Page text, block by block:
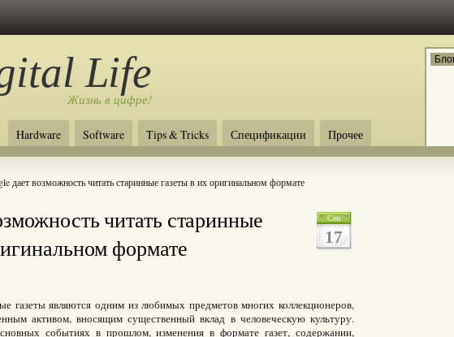
Life
Жизнь в цифре!
Hardware Software Tips & Tricks Спецификации Прочее
дает возможность читать старинные газеты в их оригинальном формате
Сен
17
читать старинные
формате
газеты являются одним из любимых предметов многих коллекционеров,
активом, вносящим существенный вклад в человеческую культуру.
событиях в прошлом, изменения в формате газет, содержании,